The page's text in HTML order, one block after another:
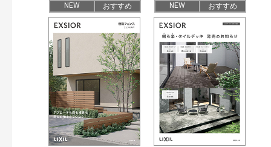
NEW おすすめ NEW おすすめ